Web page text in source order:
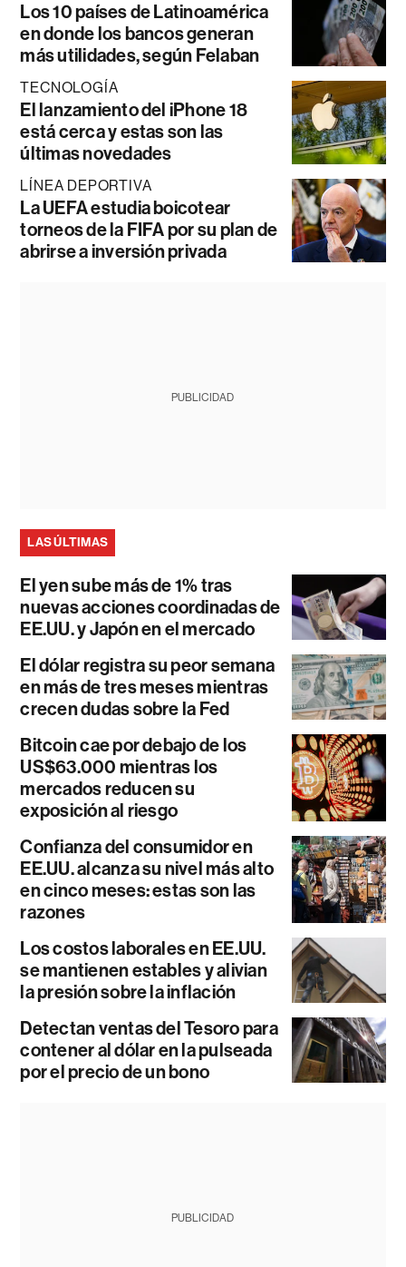
Los 10 países de Latinoamérica
en donde los bancos generan
más utilidades, según Felaban
TECNOLOGÍA
El lanzamiento del iPhone 18
está cerca y estas son las
últimas novedades
LÍNEA DEPORTIVA
La UEFA estudia boicotear
torneos de la FIFA por su plan de
abrirse a inversión privada
PUBLICIDAD
LAS ÚLTIMAS
El yen sube más de 1% tras
nuevas acciones coordinadas de
EE.UU. y Japón en el mercado
El dólar registra su peor semana
en más de tres meses mientras
crecen dudas sobre la Fed
Bitcoin cae por debajo de los
US$63.000 mientras los
mercados reducen su
exposición al riesgo
Confianza del consumidor en
EE.UU. alcanza su nivel más alto
en cinco meses: estas son las
razones
Los costos laborales en EE.UU.
se mantienen estables y alivian
la presión sobre la inflación
Detectan ventas del Tesoro para
contener al dólar en la pulseada
por el precio de un bono
PUBLICIDAD